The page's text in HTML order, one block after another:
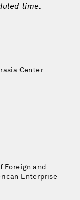
time.
Center
Foreign and
Enterprise